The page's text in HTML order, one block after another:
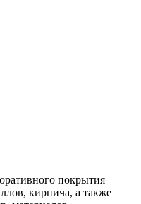
покрытия
кирпича, а также